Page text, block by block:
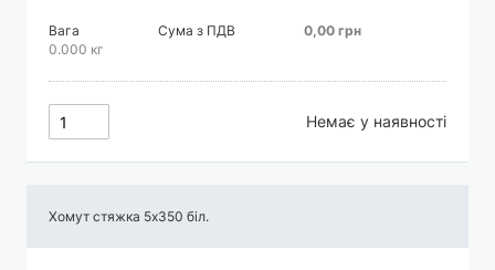
Вага
0.000 кг
Сума з ПДВ 0,00 грн
Немає у наявності
Хомут стяжка 5х350 біл.